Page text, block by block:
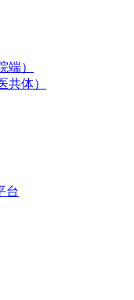
端）
共体）
台